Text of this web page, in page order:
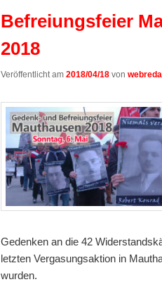
Befreiungsfeier
2018
Veröffentlicht am 2018/04/18 von
Gedenken an die 42
letzten Vergasungsaktion in
wurden.